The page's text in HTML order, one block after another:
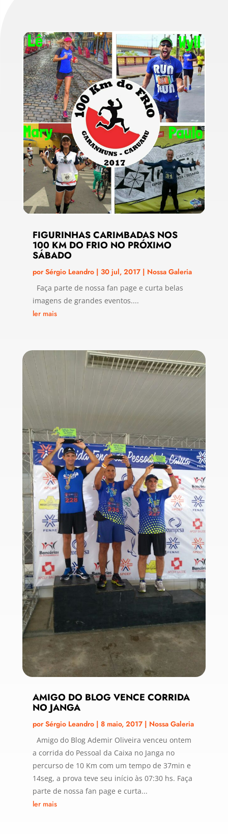
FIGURINHAS CARIMBADAS NOS
100 KM DO FRIO NO PRÓXIMO
SÁBADO
porSérgio Leandro| 30 jul, 2017| Nossa Galeria
Faça parte de nossa fan page e curta belas
imagens de grandes eventos....
ler mais
AMIGO DO BLOG VENCE CORRIDA
NO JANGA
porSérgio Leandro| 8 maio, 2017| Nossa Galeria
Amigo do Blog Ademir Oliveira venceu ontem
a corrida do Pessoal da Caixa no Janga no
percurso de 10 Km com um tempo de 37min e
14seg, a prova teve seu início às 07:30 hs. Faça
parte de nossa fan page e curta...
ler mais